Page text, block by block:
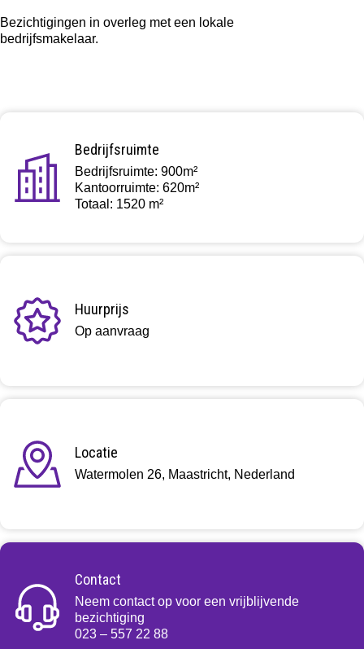
Bezichtigingen in overleg met een lokale
bedrijfsmakelaar.
Bedrijfsruimte
Bedrijfsruimte: 900m²
Kantoorruimte: 620m²
Totaal: 1520 m²
Huurprijs
Op aanvraag
Locatie
Watermolen 26, Maastricht, Nederland
Contact
Neem contact op voor een vrijblijvende
bezichtiging
023 – 557 22 88